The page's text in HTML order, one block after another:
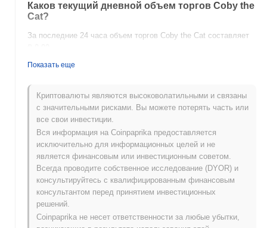
Каков текущий дневной объем торгов Coby the
Cat?
За последние 24 часа объем торгов Coby the Cat составляет
Какова история ценового диапазона Coby the
Исторический максимум (ATH):₽ 0.000137
Исторический минимум (ATL):₽ 0.00
Coby the Cat в настоящее время торгуется на~3.35%
своего ATH .
Как Coby the Cat работает по сравнению с
более широким криптовалютным рынком?
За последние 7 дней Coby the Cat вырос на
от общего криптовалютного рынка который показал рост на
. Это указывает на временное отставание в ценовом
Показать еще
Криптовалюты являются высоковолатильными и связаны
с значительными рисками. Вы можете потерять часть или
все свои инвестиции.
Вся информация на Coinpaprika предоставляется
исключительно для информационных целей и не
является финансовым или инвестиционным советом.
Всегда проводите собственное исследование (DYOR) и
консультируйтесь с квалифицированным финансовым
консультантом перед принятием инвестиционных
решений.
Coinpaprika не несет ответственности за любые убытки,